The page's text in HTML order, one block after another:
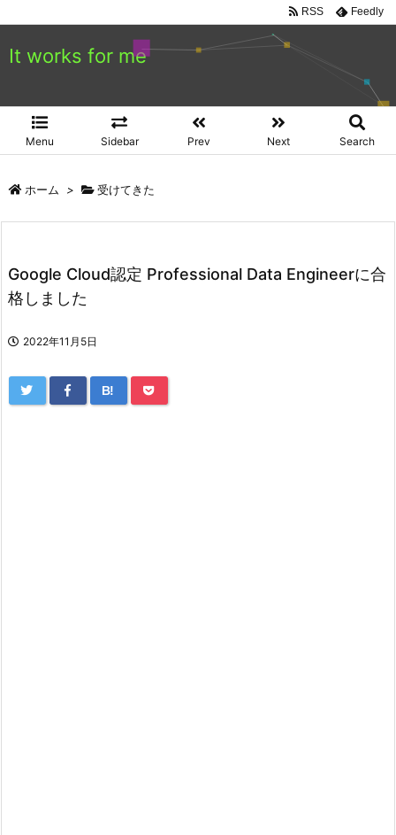
It works for me
Menu Sidebar Prev Next Search
RSS Feedly
ホーム > 受けてきた
Google Cloud認定 Professional Data Engineerに合
格しました
2022年11月5日
B!